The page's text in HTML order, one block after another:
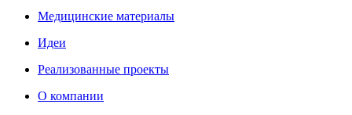
Медицинские материалы
Идеи
Реализованные проекты
О компании